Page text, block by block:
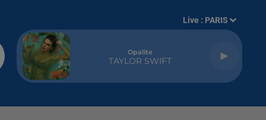
Live : PARIS
Opalite
TAYLOR SWIFT